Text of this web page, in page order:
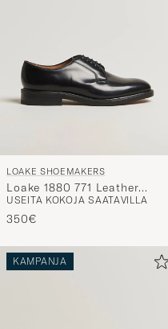
LOAKE SHOEMAKERS
Loake 1880 771 Leather
Derby Black
USEITA KOKOJA SAATAVILLA
350€
KAMPANJA